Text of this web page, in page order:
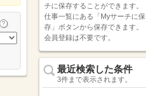
チに保存することができます。
仕事一覧にある「Myサーチに保
存」ボタンから保存できます。
会員登録は不要です。
最近検索した条件
3件まで表示されます。